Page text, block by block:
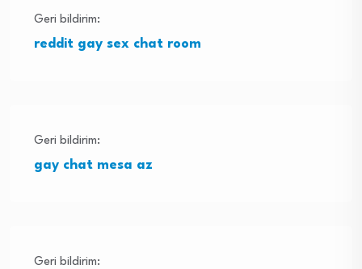
Geri bildirim:
reddit gay sex chat room
Geri bildirim:
gay chat mesa az
Geri bildirim: